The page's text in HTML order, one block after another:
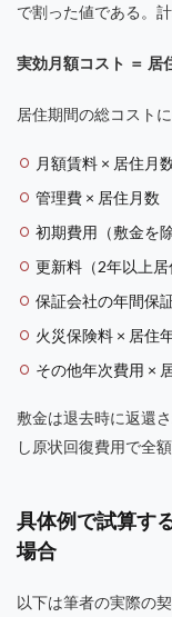
で割った値である。
実効月額コスト ＝ 居
居住期間の総コスト
月額賃料 × 居住月
管理費 × 居住月数
初期費用（敷金を除
更新料（2年以上居
保証会社の年間保
火災保険料 × 居住
その他年次費用 ×
敷金は退去時に返還
し原状回復費用で全
具体例で試算す
場合
以下は筆者の実際の